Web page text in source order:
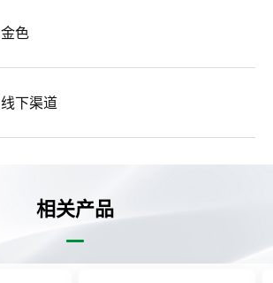
金色
线下渠道
相关产品